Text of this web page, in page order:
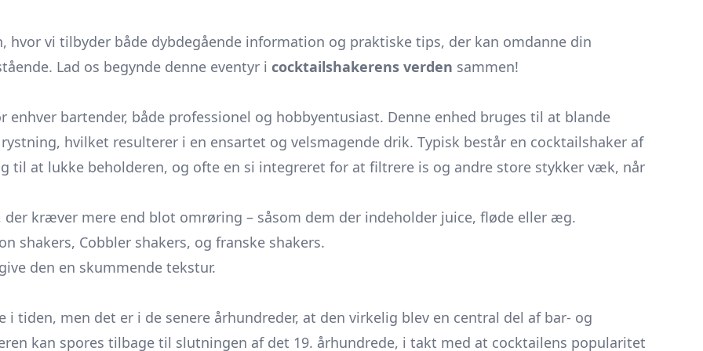
vi tilbyder både dybdegående information og praktiske tips, der kan omdanne din
Lad os begynde denne eventyr i cocktailshakerens verden sammen!
bartender, både professionel og hobbyentusiast. Denne enhed bruges til at blande
hvilket resulterer i en ensartet og velsmagende drik. Typisk består en cocktailshaker af
til at lukke beholderen, og ofte en si integreret for at filtrere is og andre store stykker væk, når
kræver mere end blot omrøring – såsom dem der indeholder juice, fløde eller æg.
shakers, Cobbler shakers, og franske shakers.
den en skummende tekstur.
tiden, men det er i de senere århundreder, at den virkelig blev en central del af bar- og
kan spores tilbage til slutningen af ​​det 19. århundrede, i takt med at cocktailens popularitet